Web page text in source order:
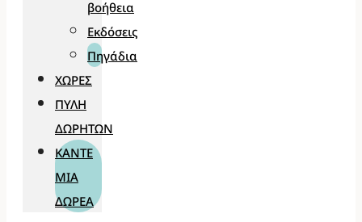
βοήθεια
Εκδόσεις
Πηγάδια
ΧΏΡΕΣ
ΠΎΛΗ
ΔΩΡΗΤΏΝ
ΚΆΝΤΕ
ΜΊΑ
ΔΩΡΕΆ